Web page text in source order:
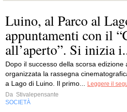
Luino, al Parco al
appuntamenti con il
all’aperto”. Si inizia
Dopo il successo della scorsa edizione
organizzata la rassegna
a Lago di Luino. Il primo...
Leggere il
Da Stivalepensante
SOCIETÀ